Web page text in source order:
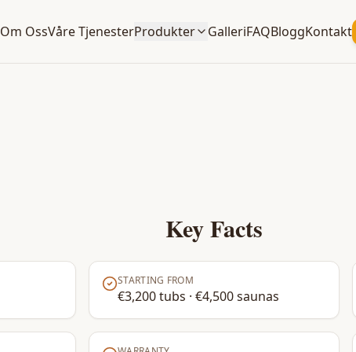
Om OssVåre TjenesterProdukter GalleriFAQBloggKontakt
Key Facts
STARTING FROM
€3,200 tubs · €4,500 saunas